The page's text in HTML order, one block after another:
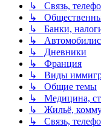
↳ Связь,
↳
↳ Банки,
↳
↳ Дневники
↳ Франция
↳ Виды
↳ Общие темы
↳ Медицина,
↳ Жильё,
↳ Связь,